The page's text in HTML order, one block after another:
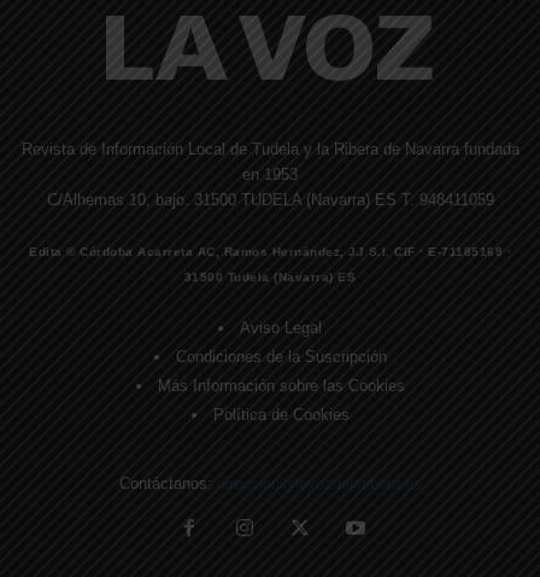
Revista de Información Local de Tudela y la Ribera de Navarra fundada
en 1953
C/Alhemas 10, bajo. 31500 TUDELA (Navarra) ES T. 948411059
Edita © Córdoba Acarreta AC, Ramos Hernández, JJ S.I. CIF · E-71185169 ·
31500 Tudela (Navarra) ES
Aviso Legal
Condiciones de la Suscripción
Más Información sobre las Cookies
Política de Cookies
Contáctanos: direccion@lavozdelaribera.es